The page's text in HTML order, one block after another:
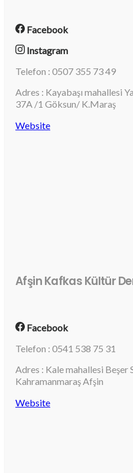
Facebook
Instagram
Telefon : 0507 355 73 49
Adres : Kayabaşı mahallesi
37A /1 Göksun/ K.Maraş
Website
Afşin Kafkas Kültür
Facebook
Telefon : 0541 538 75 31
Adres : Kale mahallesi Beşer
Kahramanmaraş Afşin
Website